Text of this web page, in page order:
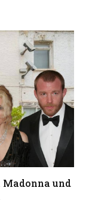
Madonna und